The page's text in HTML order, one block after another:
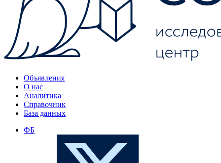
Объявления
О нас
Аналитика
Справочник
База данных
ФБ